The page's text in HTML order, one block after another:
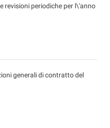
revisioni periodiche per l\'anno
generali di contratto del